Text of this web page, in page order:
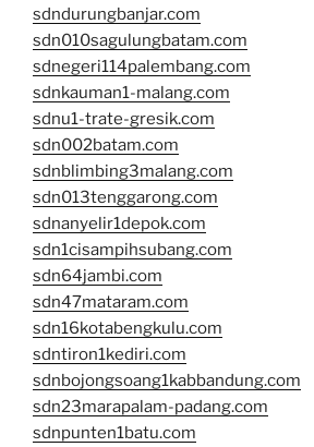
sdndurungbanjar.com
sdn010sagulungbatam.com
sdnegeri114palembang.com
sdnkauman1-malang.com
sdnu1-trate-gresik.com
sdn002batam.com
sdnblimbing3malang.com
sdn013tenggarong.com
sdnanyelir1depok.com
sdn1cisampihsubang.com
sdn64jambi.com
sdn47mataram.com
sdn16kotabengkulu.com
sdntiron1kediri.com
sdnbojongsoang1kabbandung.com
sdn23marapalam-padang.com
sdnpunten1batu.com